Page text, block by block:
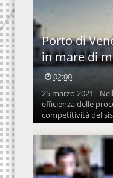
Porto di
in mare di
02:00
25 marzo 2021 -
efficienza delle
competitività del